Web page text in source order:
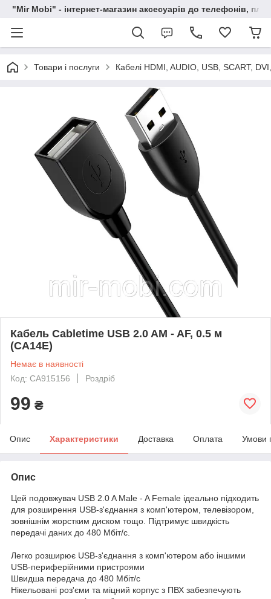
"Mir Mobi" - інтернет-магазин аксесуарів до телефонів,
Товари і послуги Кабелі HDMI, AUDIO, USB, SCART,
Кабель Cabletime USB 2.0 AM - AF, 0.5 м
(CA14E)
Немає в наявності
Код: CA915156
Роздріб
99 ₴
Опис Характеристики Доставка Оплата Умови
Опис
Цей подовжувач USB 2.0 A Male - A Female ідеально підходить
для розширення USB-з'єднання з комп'ютером, телевізором,
зовнішнім жорстким диском тощо. Підтримує швидкість
передачі даних до 480 Мбіт/с.
Легко розширює USB-з'єднання з комп'ютером або іншими
USB-периферійними пристроями
Швидша передача до 480 Мбіт/с
Нікельовані роз'єми та міцний корпус з ПВХ забезпечують